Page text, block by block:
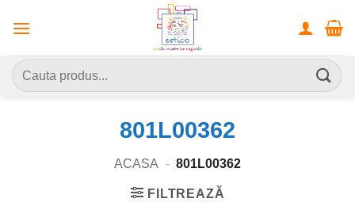
Caută
după:
801L00362
ACASA - 801L00362
FILTREAZĂ